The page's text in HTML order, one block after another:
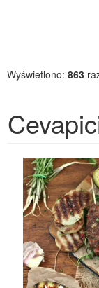
Wyświetlono: 863